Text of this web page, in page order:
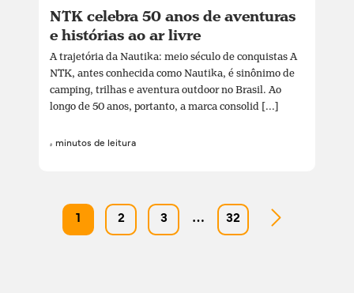
NTK celebra 50 anos de aventuras
e histórias ao ar livre
A trajetória da Nautika: meio século de conquistas A
NTK, antes conhecida como Nautika, é sinônimo de
camping, trilhas e aventura outdoor no Brasil. Ao
longo de 50 anos, portanto, a marca consolid [...]
4 minutos de leitura
2 3 … 32